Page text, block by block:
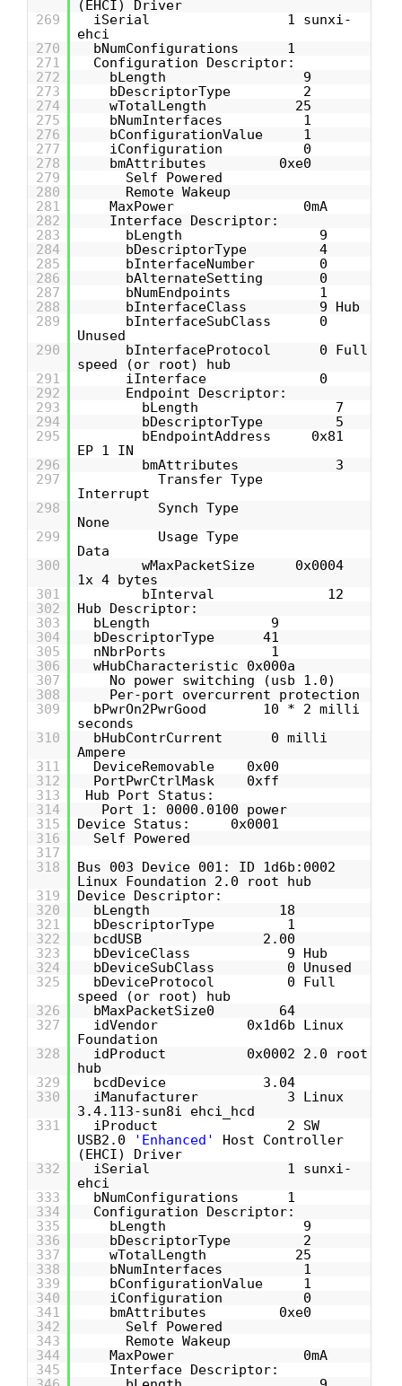
(EHCI) Driver
269
iSerial 1 sunxi-
ehci
270
bNumConfigurations 1
271
Configuration Descriptor:
272
bLength 9
273
bDescriptorType 2
274
wTotalLength 25
275
bNumInterfaces 1
276
bConfigurationValue 1
277
iConfiguration 0
278
bmAttributes 0xe0
279
Self Powered
280
Remote Wakeup
281
MaxPower 0mA
282
Interface Descriptor:
283
bLength 9
284
bDescriptorType 4
285
bInterfaceNumber 0
286
bAlternateSetting 0
287
bNumEndpoints 1
288
bInterfaceClass 9 Hub
289
bInterfaceSubClass 0
Unused
290
bInterfaceProtocol 0 Full
speed (or root) hub
291
iInterface 0
292
Endpoint Descriptor:
293
bLength 7
294
bDescriptorType 5
295
bEndpointAddress 0x81
EP 1 IN
296
bmAttributes 3
297
Transfer Type
Interrupt
298
Synch Type
None
299
Usage Type
Data
300
wMaxPacketSize 0x0004
1x 4 bytes
301
bInterval 12
302
Hub Descriptor:
303
bLength 9
304
bDescriptorType 41
305
nNbrPorts 1
306
wHubCharacteristic 0x000a
307
No power switching (usb 1.0)
308
Per-port overcurrent protection
309
bPwrOn2PwrGood 10 * 2 milli
seconds
310
bHubContrCurrent 0 milli
Ampere
311
DeviceRemovable 0x00
312
PortPwrCtrlMask 0xff
313
Hub Port Status:
314
Port 1: 0000.0100 power
315
Device Status: 0x0001
316
Self Powered
317
318
Bus 003 Device 001: ID 1d6b:0002
Linux Foundation 2.0 root hub
319
Device Descriptor:
320
bLength 18
321
bDescriptorType 1
322
bcdUSB 2.00
323
bDeviceClass 9 Hub
324
bDeviceSubClass 0 Unused
325
bDeviceProtocol 0 Full
speed (or root) hub
326
bMaxPacketSize0 64
327
idVendor 0x1d6b Linux
Foundation
328
idProduct 0x0002 2.0 root
hub
329
bcdDevice 3.04
330
iManufacturer 3 Linux
3.4.113-sun8i ehci_hcd
331
iProduct 2 SW
USB2.0
'Enhanced'
Host Controller
(EHCI) Driver
332
iSerial 1 sunxi-
ehci
333
bNumConfigurations 1
334
Configuration Descriptor:
335
bLength 9
336
bDescriptorType 2
337
wTotalLength 25
338
bNumInterfaces 1
339
bConfigurationValue 1
340
iConfiguration 0
341
bmAttributes 0xe0
342
Self Powered
343
Remote Wakeup
344
MaxPower 0mA
345
Interface Descriptor: